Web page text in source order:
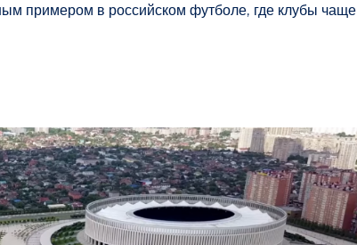
примером в российском футболе, где клубы чаще